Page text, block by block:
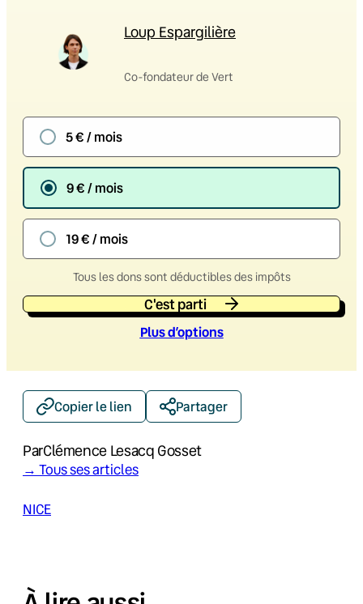
Loup Espargilière
Co-fondateur de Vert
5 € / mois
9 € / mois
19 € / mois
Tous les dons sont déductibles des impôts
C'est parti
Plus d’options
Copier le lien Partager
ParClémence Lesacq Gosset
→ Tous ses articles
NICE